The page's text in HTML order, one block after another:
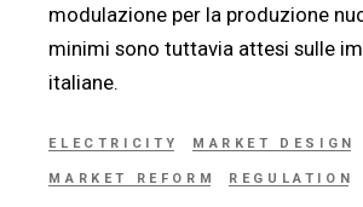
modulazione per la produzione
minimi sono tuttavia attesi sulle
italiane.
ELECTRICITY MARKET DESIGN
MARKET REFORM REGULATION